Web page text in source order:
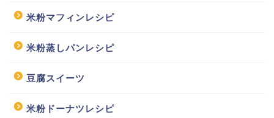
米粉マフィンレシピ
米粉蒸しパンレシピ
豆腐スイーツ
米粉ドーナツレシピ